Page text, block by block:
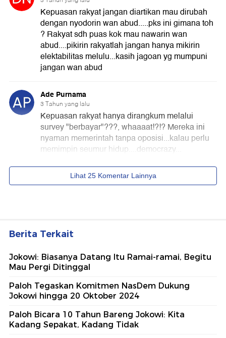
Berita Terkait
Jokowi: Biasanya Datang Itu Ramai-ramai, Begitu
Mau Pergi Ditinggal
Paloh Tegaskan Komitmen NasDem Dukung
Jokowi hingga 20 Oktober 2024
Paloh Bicara 10 Tahun Bareng Jokowi: Kita
Kadang Sepakat, Kadang Tidak